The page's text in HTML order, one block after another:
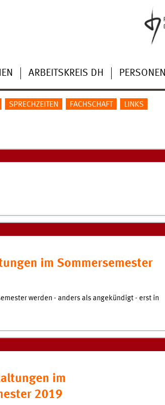
ARBEITSKREIS DH PERSONEN
SPRECHZEITEN FACHSCHAFT LINKS
im Sommersemester
werden - anders als angekündigt - erst in
im
2019